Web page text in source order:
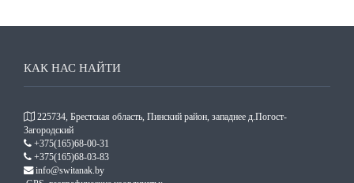
КАК НАС НАЙТИ
225734, Брестская область, Пинский район, западнее д.Погост-
Загородский
+375(165)68-00-31
+375(165)68-03-83
info@switanak.by